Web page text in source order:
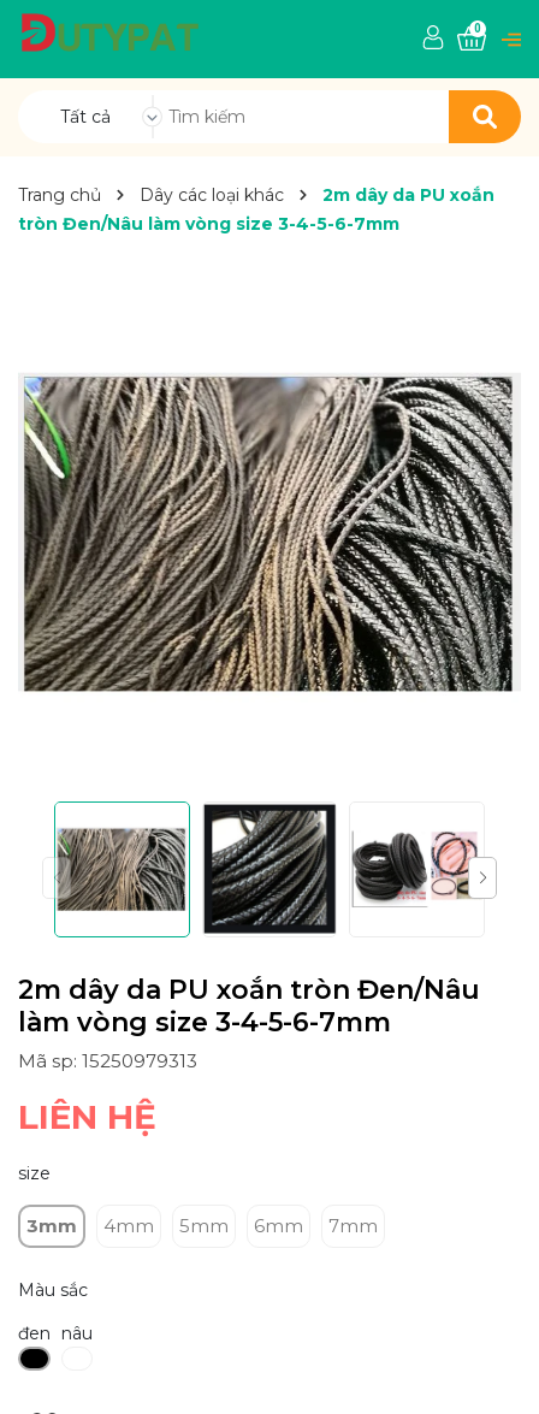
Tất cả
0
Trang chủ Dây các loại khác
2m dây da PU xoắn
tròn Đen/Nâu làm vòng size 3-4-5-6-7mm
2m dây da PU xoắn tròn Đen/Nâu
làm vòng size 3-4-5-6-7mm
Mã sp: 15250979313
LIÊN HỆ
size
3mm 4mm 5mm 6mm 7mm
Màu sắc
đen
nâu